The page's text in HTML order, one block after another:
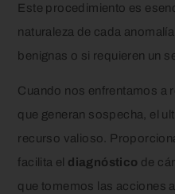
Este procedimiento es
naturaleza de cada
benignas o si requieren un
Cuando nos enfrentamos a
que generan sospecha, el
recurso valioso.
facilita el diagnóstico de
que tomemos las acciones